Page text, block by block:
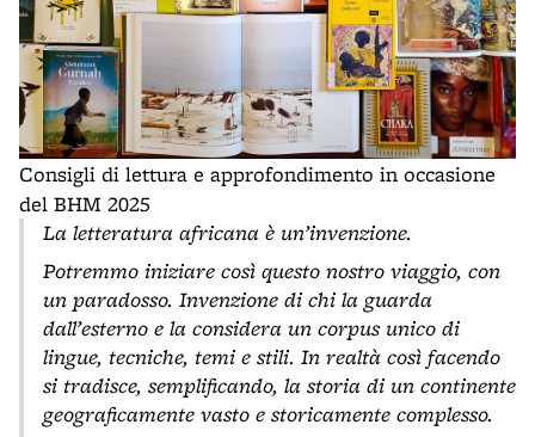
Consigli di lettura e approfondimento in occasione
del BHM 2025
La letteratura africana è un’invenzione.
Potremmo iniziare così questo nostro viaggio, con
un paradosso. Invenzione di chi la guarda
dall’esterno e la considera un corpus unico di
lingue, tecniche, temi e stili. In realtà così facendo
si tradisce, semplificando, la storia di un continente
geograficamente vasto e storicamente complesso.